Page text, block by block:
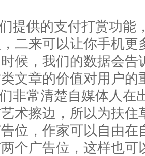
供的支付打赏功能
二来可以让你手机
候，我们的数据会
文章的价值对用户的
常清楚自媒体人在
术擦边，所以为扶
位，作家可以自由
个广告位，这样也